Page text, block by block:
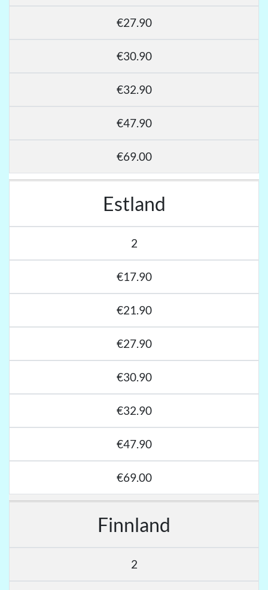
€27.90
€30.90
€32.90
€47.90
€69.00
Estland
2
€17.90
€21.90
€27.90
€30.90
€32.90
€47.90
€69.00
Finnland
2